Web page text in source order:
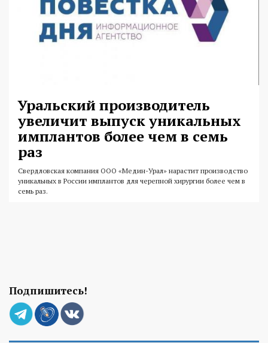
Уральский производитель
увеличит выпуск уникальных
имплантов более чем в семь
раз
Свердловская компания ООО «Медин-Урал» нарастит производство
уникальных в России имплантов для черепной хирургии более чем в
семь раз.
Подпишитесь!